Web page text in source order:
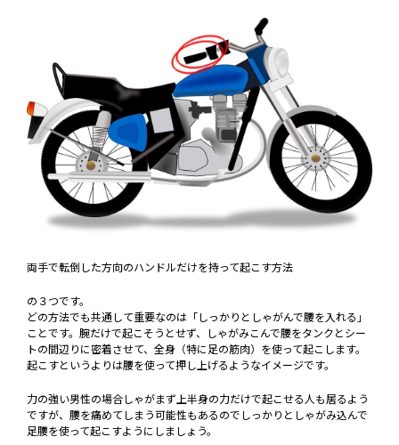
両手で転倒した方向のハンドルだけを持って起こす方法
の３つです。
どの方法でも共通して重要なのは「しっかりとしゃがんで腰を入れる」
ことです。腕だけで起こそうとせず、しゃがみこんで腰をタンクとシー
トの間辺りに密着させて、全身（特に足の筋肉）を使って起こします。
起こすというよりは腰を使って押し上げるようなイメージです。
力の強い男性の場合しゃがまず上半身の力だけで起こせる人も居るよう
ですが、腰を痛めてしまう可能性もあるのでしっかりとしゃがみ込んで
足腰を使って起こすようにしましょう。